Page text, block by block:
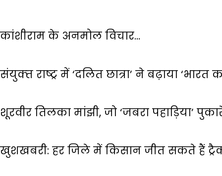
कांशीराम के अनमोल विचार…
संयुक्‍त राष्‍ट्र में ‘दलित छात्रा’ ने बढ़ाया ‘भारत
शूरवीर तिलका मांझी, जो ‘जबरा पहाड़िया’
खुशखबरी: हर जिले में किसान जीत सकते हैं